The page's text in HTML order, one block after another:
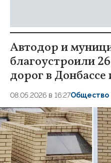
Автодор и
благоустроили
дорог в
08.05.2026 в 16:27Общество